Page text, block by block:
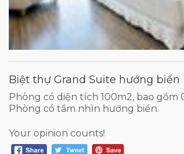
Biệt thự Grand Suite hướng biển
Phòng có diện tích 100m2, bao gồm
Phòng có tầm nhìn hướng biển.
Your opinion counts!